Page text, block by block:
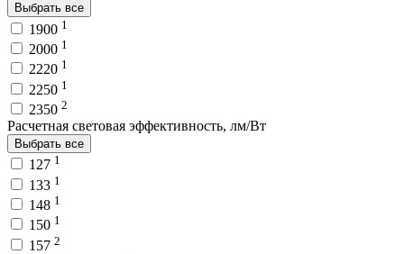
Выбрать все
1900 1
2000 1
2220 1
2250 1
2350 2
Расчетная световая эффективность, лм/Вт
Выбрать все
127 1
133 1
148 1
150 1
157 2